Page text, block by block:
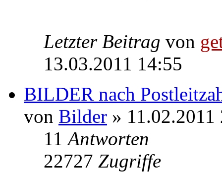
Letzter Beitrag von
13.03.2011 14:55
BILDER nach
von Bilder » 11.02.2011
11Antworten
22727 Zugriffe